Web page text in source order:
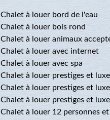
Chalet à louer bord de l'eau
Chalet à louer bois rond
Chalet à louer animaux
Chalet à louer avec internet
Chalet à louer avec spa
Chalet à louer prestiges et
Chalet à louer prestiges et
Chalet à louer prestiges et
Chalet à louer 12 personnes